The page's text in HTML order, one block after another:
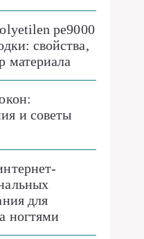
pe9000
свойства,
материала
и советы
для
ногтями